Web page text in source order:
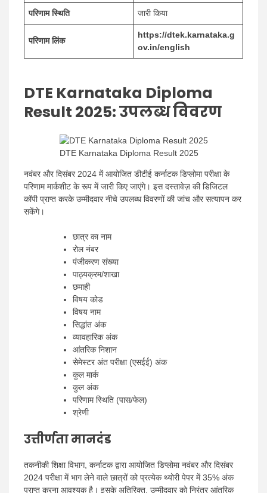
परिणाम स्थिति जारी किया
परिणाम लिंक
https://dtek.karnataka.g
ov.in/english
DTE Karnataka Diploma
Result 2025:उपलब्ध विवरण
DTE Karnataka Diploma Result 2025
नवंबर और दिसंबर 2024 में आयोजित डीटीई कर्नाटक डिप्लोमा परीक्षा के
परिणाम मार्कशीट के रूप में जारी किए जाएंगे। इस दस्तावेज़ की डिजिटल
कॉपी प्राप्त करके उम्मीदवार नीचे उपलब्ध विवरणों की जांच और सत्यापन कर
सकेंगे।
छात्र का नाम
रोल नंबर
पंजीकरण संख्या
पाठ्यक्रम/शाखा
छमाही
विषय कोड
विषय नाम
सिद्धांत अंक
व्यावहारिक अंक
आंतरिक निशान
सेमेस्टर अंत परीक्षा (एसईई) अंक
कुल मार्क
कुल अंक
परिणाम स्थिति (पास/फेल)
श्रेणी
उत्तीर्णता मानदंड
तकनीकी शिक्षा विभाग, कर्नाटक द्वारा आयोजित डिप्लोमा नवंबर और दिसंबर
2024 परीक्षा में भाग लेने वाले छात्रों को प्रत्येक थ्योरी पेपर में 35% अंक
प्राप्त करना आवश्यक है। इसके अतिरिक्त, उम्मीदवार को निरंतर आंतरिक